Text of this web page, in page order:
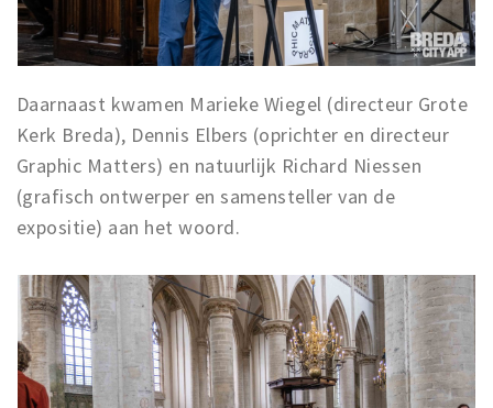
Daarnaast kwamen Marieke Wiegel (directeur Grote
Kerk Breda), Dennis Elbers (oprichter en directeur
Graphic Matters) en natuurlijk Richard Niessen
(grafisch ontwerper en samensteller van de
expositie) aan het woord.